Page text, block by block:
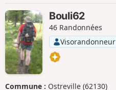
Bouli62
46 Randonnées
Visorandonneur
Commune : Ostreville (62130)